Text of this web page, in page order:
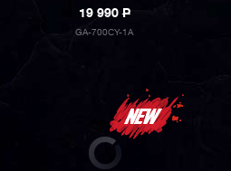
19 990P
GA-700CY-1A